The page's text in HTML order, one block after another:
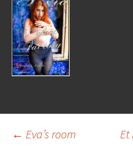
← Eva’s room Et